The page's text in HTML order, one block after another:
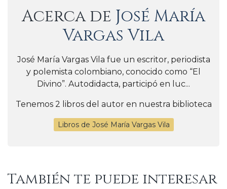
Acerca de José María
Vargas Vila
José María Vargas Vila fue un escritor, periodista
y polemista colombiano, conocido como “El
Divino”. Autodidacta, participó en luc...
Tenemos 2 libros del autor en nuestra biblioteca
Libros de José María Vargas Vila
También te puede interesar